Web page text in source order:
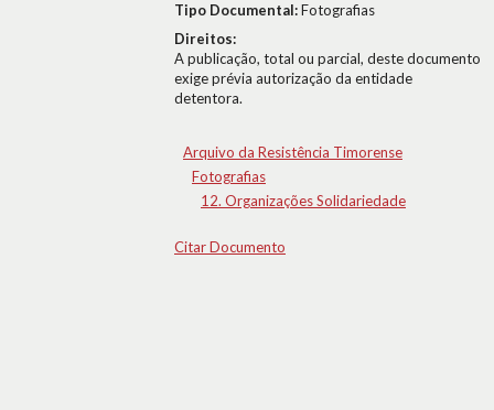
Tipo Documental:Fotografias
Direitos:
A publicação, total ou parcial, deste documento
exige prévia autorização da entidade
detentora.
Arquivo da Resistência Timorense
Fotografias
12. Organizações Solidariedade
Citar Documento